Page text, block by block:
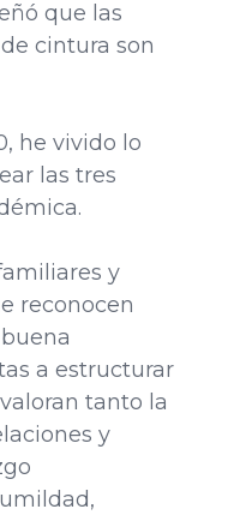
que las
cintura son
he vivido lo
las tres
y
reconocen
a estructurar
tanto la
y